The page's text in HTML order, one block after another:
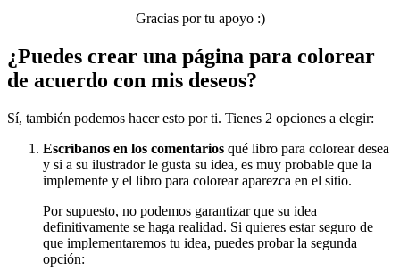
Libros para colorear para niños
Nezaradené
Sin categorizar
Gracias por tu apoyo :)
¿Puedes crear una página para colorear
de acuerdo con mis deseos?
Sí, también podemos hacer esto por ti. Tienes 2 opciones a elegir:
Escríbanos en los comentarios qué libro para colorear desea
y si a su ilustrador le gusta su idea, es muy probable que la
implemente y el libro para colorear aparezca en el sitio.
Por supuesto, no podemos garantizar que su idea
definitivamente se haga realidad. Si quieres estar seguro de
que implementaremos tu idea, puedes probar la segunda
opción: